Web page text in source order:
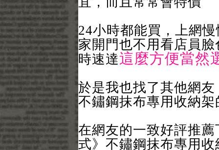
24小時都能買，上網
家開門也不用看店員
時速達這麼方便當然
於是我也找了其他網
不鏽鋼抹布專用收納
在網友的一致好評推
式》不鏽鋼抹布專用